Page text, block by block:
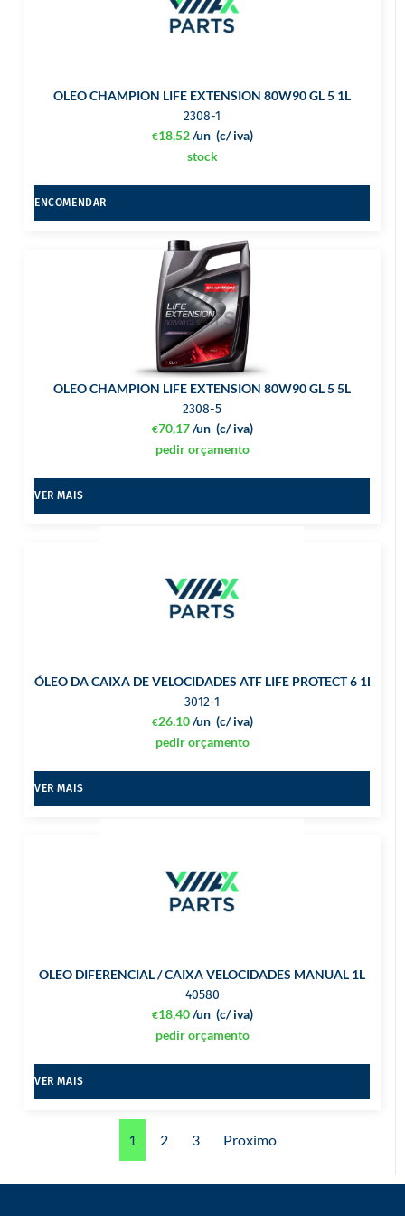
OLEO CHAMPION LIFE EXTENSION 80W90 GL 5 1L
2308-1
€18,52 (c/ iva)
/un
stock
ENCOMENDAR
OLEO CHAMPION LIFE EXTENSION 80W90 GL 5 5L
2308-5
€70,17 (c/ iva)
/un
pedir orçamento
VER MAIS
ÓLEO DA CAIXA DE VELOCIDADES ATF LIFE PROTECT 6 1L
3012-1
€26,10 (c/ iva)
/un
pedir orçamento
VER MAIS
OLEO DIFERENCIAL / CAIXA VELOCIDADES MANUAL 1L
40580
€18,40 (c/ iva)
/un
pedir orçamento
VER MAIS
1 2 3 Proximo